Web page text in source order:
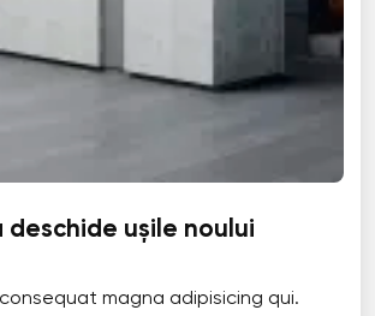
deschide ușile noului
magna adipisicing qui.